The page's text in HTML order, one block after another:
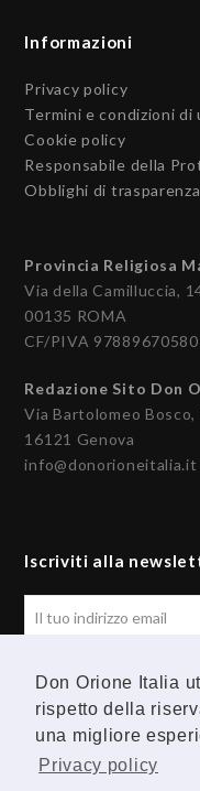
Don Orione Italia
rispetto della
una migliore
Privacy policy
Informazioni
Privacy policy
Termini e condizioni di
Cookie policy
Responsabile della
Obblighi di trasparenza
Provincia Religiosa
Via della Camilluccia,
00135 ROMA
CF/PIVA 97889670580
Redazione Sito Don
Via Bartolomeo Bosco,
16121 Genova
info@donorioneitalia.it
Iscriviti alla
Seguici
F